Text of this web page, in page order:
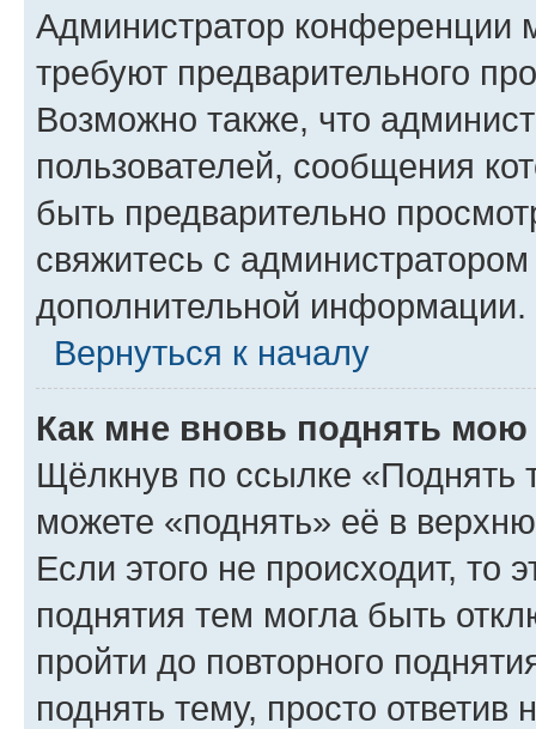
Администратор конференции
требуют предварительного
Возможно также, что
пользователей, сообщения
быть предварительно
свяжитесь с
дополнительной информации.
Вернуться к началу
Как мне вновь поднять мою
Щёлкнув по ссылке «Поднять
можете «поднять» её в
Если этого не происходит, то
поднятия тем могла быть
пройти до повторного
поднять тему, просто ответив